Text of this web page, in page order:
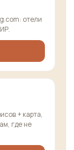
отели
+ карта,
где не